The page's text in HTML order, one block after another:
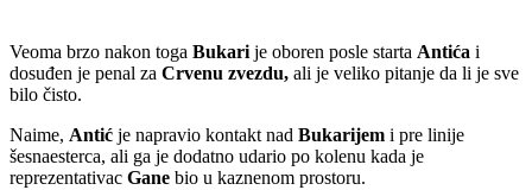
Veoma brzo nakon toga Bukari je oboren posle starta Antića i
dosuđen je penal za Crvenu zvezdu, ali je veliko pitanje da li je sve
bilo čisto.
Naime, Antić je napravio kontakt nad Bukarijem i pre linije
šesnaesterca, ali ga je dodatno udario po kolenu kada je
reprezentativac Gane bio u kaznenom prostoru.